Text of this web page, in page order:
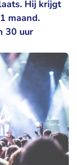
Hij krijgt
maand.
30 uur